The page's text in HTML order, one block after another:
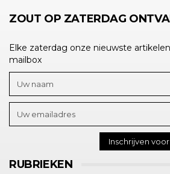
ZOUT OP ZATERDAG
Elke zaterdag onze nieuwste
mailbox
RUBRIEKEN